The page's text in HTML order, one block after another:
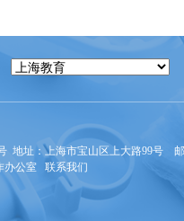
地址：上海市宝山区上大路99号
办公室 联系我们